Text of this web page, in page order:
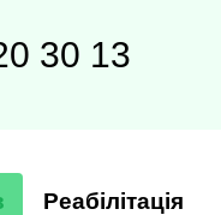
30 13
Реабілітація